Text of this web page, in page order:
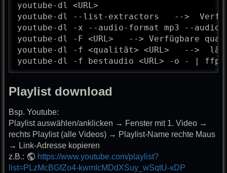
youtube-dl <URL>
youtube-dl --list-extractors   -->
youtube-dl -x --audio-format mp3 --
youtube-dl -F <URL>   --> Verfügbare
youtube-dl -f <qualität> <URL>   -->
youtube-dl -f bestaudio <URL> -o - |
Playlist download
Bsp. Youtube:
Playlist auswählen/anklicken → Fenster mit 1. Video →
rechts Playlist (alle Videos) → Playlist-Name rechte Maus
→ Link-Adresse kopieren
z.B.:
https://www.youtube.com/playlist?
list=PLzMcBGfZo4-kwmIcMDdXSuy_wSqtU-xDP